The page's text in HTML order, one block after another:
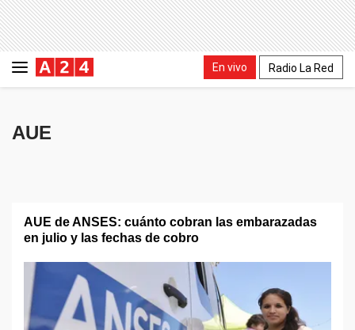
En vivo Radio La Red
AUE
AUE de ANSES: cuánto cobran las embarazadas
en julio y las fechas de cobro